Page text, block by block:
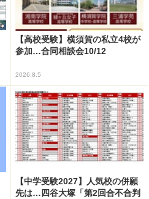
【高校受験】横須賀の私立4校が
参加…合同相談会10/12
2026.8.5
【中学受験2027】人気校の併願
先は…四谷大塚「第2回合不合判